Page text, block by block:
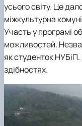
усього світу. Це
міжкультурна
Участь у програмі
можливостей.
як студенток
здібностях.